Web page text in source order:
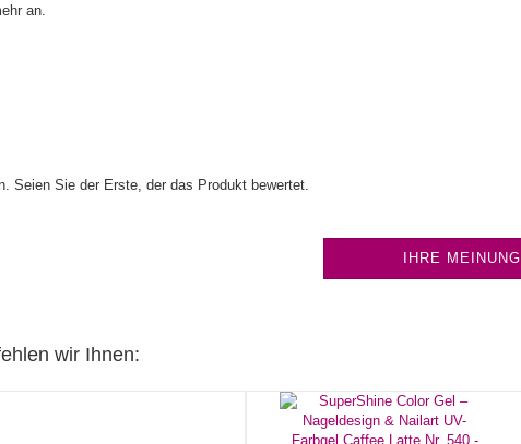
an.
Seien Sie der Erste, der das Produkt bewertet.
IHRE MEINUNG
wir Ihnen: